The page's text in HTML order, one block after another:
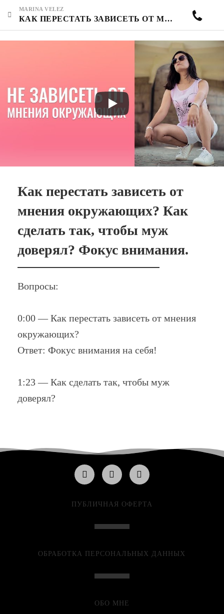
MARINA VELEZ
КАК ПЕРЕСТАТЬ ЗАВИСЕТЬ ОТ МНЕНИЯ ОКРУЖАЮЩИХ? КАК СДЕЛАТЬ ТАК, ЧТОБЫ МУЖ ДОВЕРЯЛ? ФОКУС ВНИМАНИЯ.
Как перестать зависеть от
мнения окружающих? Как
сделать так, чтобы муж
доверял? Фокус внимания.
Вопросы:
0:00 — Как перестать зависеть от мнения
окружающих?
Ответ: Фокус внимания на себя!
1:23 — Как сделать так, чтобы муж
доверял?
ПУБЛИЧНАЯ ОФЕРТА
ОБРАБОТКА ПЕРСОНАЛЬНЫХ ДАННЫХ
ОБО МНЕ